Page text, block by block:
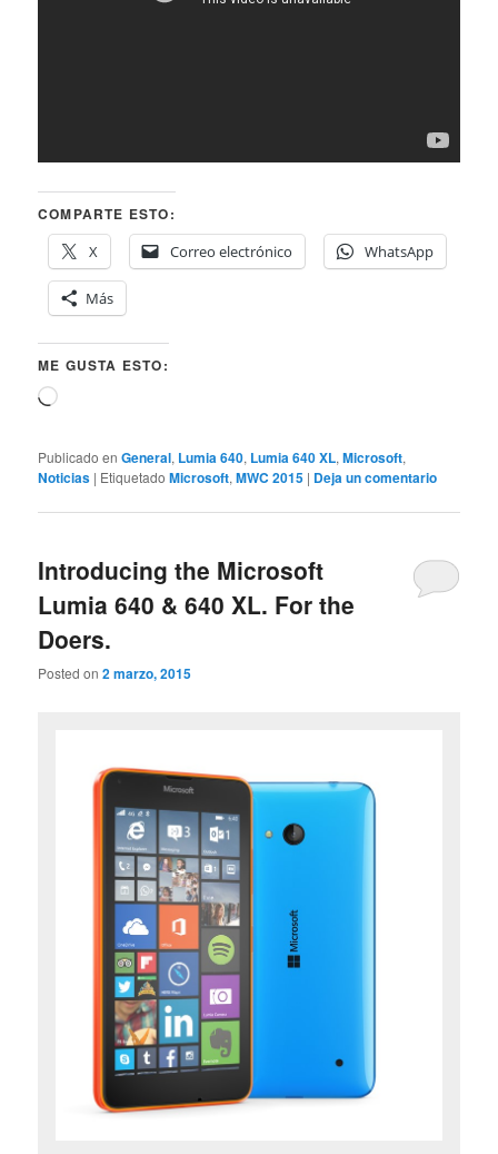
COMPARTE ESTO:
X
Correo electrónico WhatsApp
Más
ME GUSTA ESTO:
Cargando...
Publicado en General, Lumia 640, Lumia 640 XL,Microsoft,
Noticias | Etiquetado Microsoft,MWC 2015 | Deja un comentario
Introducing the Microsoft
Lumia 640 & 640 XL. For the
Doers.
Posted on2 marzo, 2015